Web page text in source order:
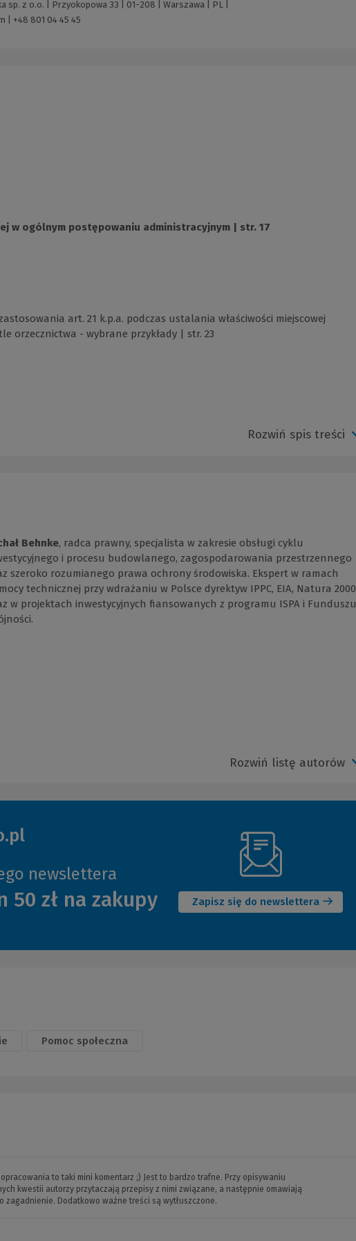
sp. z o.o. | Przyokopowa 33 | 01-208 | Warszawa | PL |
+48 801 04 45 45
w ogólnym postępowaniu administracyjnym | str. 17
art. 21 k.p.a. podczas ustalania właściwości miejscowej
orzecznictwa - wybrane przykłady | str. 23
Rozwiń spis treści
Behnke, radca prawny, specjalista w zakresie obsługi cyklu
i procesu budowlanego, zagospodarowania przestrzennego
szeroko rozumianego prawa ochrony środowiska. Ekspert w ramach
technicznej przy wdrażaniu w Polsce dyrektyw IPPC, EIA, Natura 2000
w projektach inwestycyjnych fiansowanych z programu ISPA i Funduszu
Rozwiń listę autorów
newslettera
50 zł na zakupy Zapisz się do newslettera
okno)
Pomoc społeczna
to taki mini komentarz ;) Jest to bardzo trafne. Przy opisywaniu
kwestii autorzy przytaczają przepisy z nimi związane, a następnie omawiają
zagadnienie. Dodatkowo ważne treści są wytłuszczone.